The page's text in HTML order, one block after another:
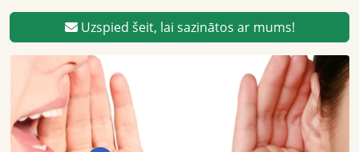
Uzspied šeit, lai sazinātos ar mums!